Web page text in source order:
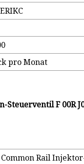
pro Monat
Steuerventil F 00R
Common Rail